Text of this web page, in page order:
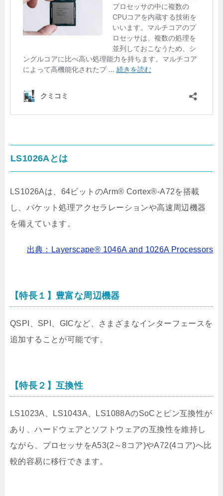
LS1026Aとは
LS1026Aは、64ビットのArm® Cortex®-A72を搭載
し、パケット処理アクセラレーションや高速周辺機器
を備えています。
出典：Layerscape® 1046A and 1026A Processors
【特長１】豊富な周辺機器
QSPI、SPI、GICなど、さまざまなインターフェースを
追加することが可能です。
【特長２】互換性
LS1023A、LS1043A、LS1088AのSoCとピン互換性が
あり、ハードウェアとソフトウェアの互換性を維持し
ながら、プロセッサをA53(2～8コア)やA72(4コア)へ比
較的容易に移行できます。